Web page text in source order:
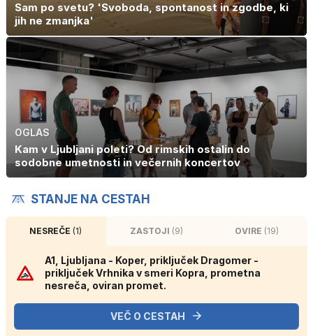
Sam po svetu? 'Svoboda, spontanost in zgodbe, ki
jih ne zmanjka'
OGLAS
Kam v Ljubljani poleti? Od rimskih ostalin do
sodobne umetnosti in večernih koncertov
STANJE NA CESTAH
NESREČE(1) ZASTOJI (9) OVIRE (19)
A1, Ljubljana - Koper, priključek Dragomer -
priključek Vrhnika v smeri Kopra, prometna
nesreča, oviran promet.
VEČ O CESTAH